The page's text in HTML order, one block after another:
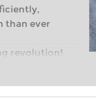
than ever
revolution!
club chess,